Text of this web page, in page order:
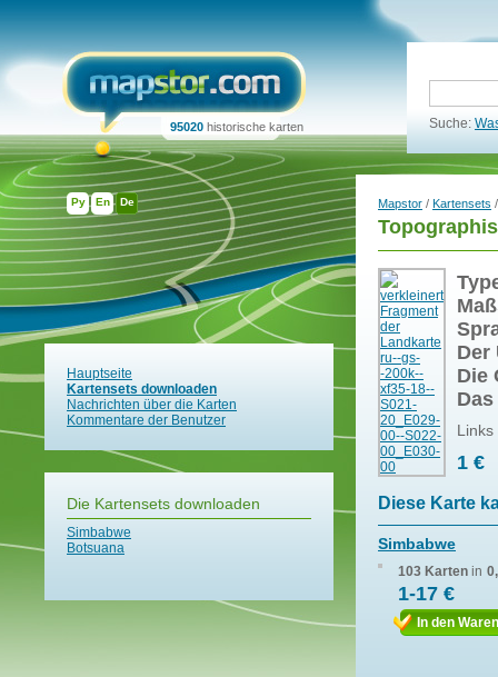
Ру En De
95020 historische karten Suche:
Hauptseite
Kartensets downloaden
Nachrichten über die Karten
Kommentare der Benutzer
Die Kartensets downloaden
Simbabwe
Botsuana
Mapstor / Kartensets
Der
Die
1 €
Diese Karte
Simbabwe
103 Karten in
1-17 €
In den